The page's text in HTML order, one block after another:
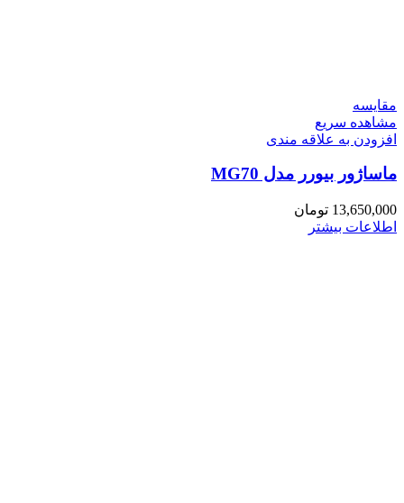
مقایسه
مشاهده سریع
افزودن به علاقه مندی
ماساژور بیورر مدل MG70
13,650,000 تومان
اطلاعات بیشتر